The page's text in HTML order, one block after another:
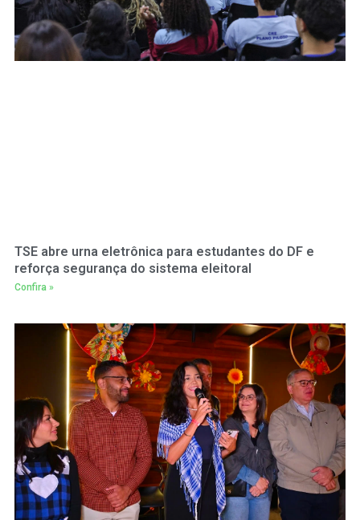
TSE abre urna eletrônica para estudantes do DF e
reforça segurança do sistema eleitoral
Confira »